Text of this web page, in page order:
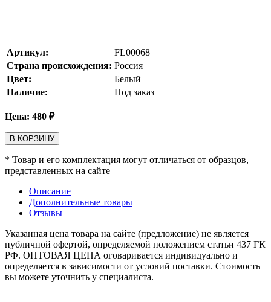
Артикул:
FL00068
Страна происхождения: Россия
Цвет:
Белый
Наличие:
Под заказ
Цена: 480 ₽
В КОРЗИНУ
* Товар и его комплектация могут отличаться от образцов,
представленных на сайте
Описание
Дополнительные товары
Отзывы
Указанная цена товара на сайте (предложение) не является
публичной офертой, определяемой положением статьи 437 ГК
РФ. ОПТОВАЯ ЦЕНА оговаривается индивидуально и
определяется в зависимости от условий поставки. Стоимость
вы можете уточнить у специалиста.